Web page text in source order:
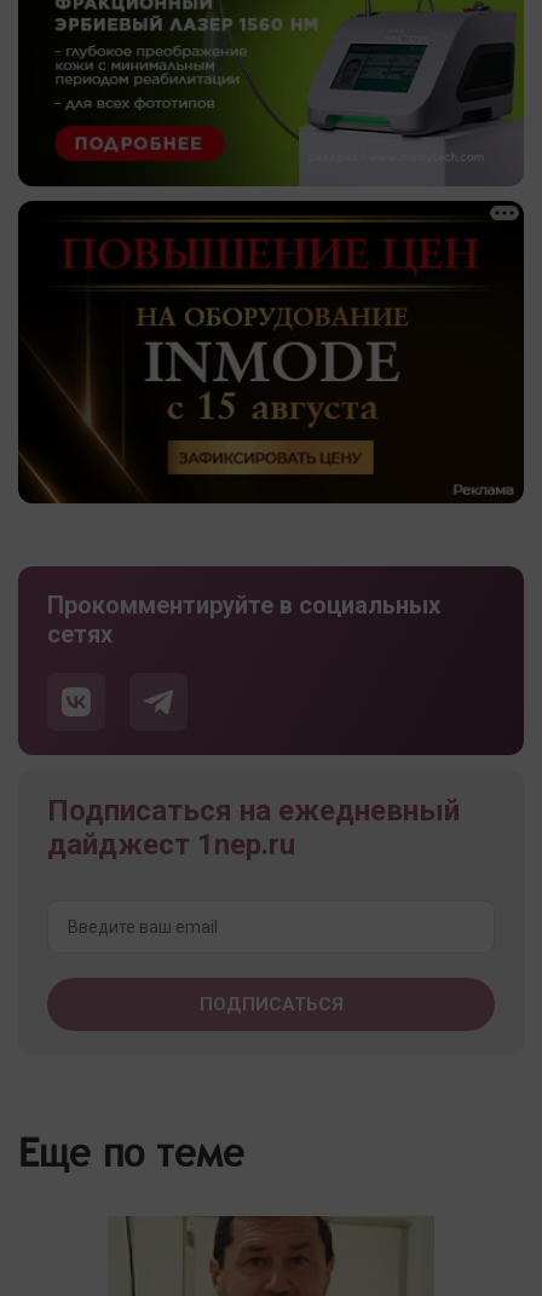
Прокомментируйте в социальных
сетях
Подписаться на ежедневный
дайджест 1nep.ru
Еще по теме